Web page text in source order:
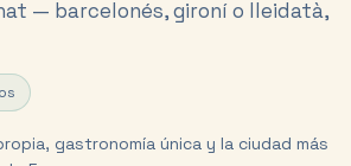
— barcelonés, gironí o lleidatà,
gastronomía única y la ciudad más